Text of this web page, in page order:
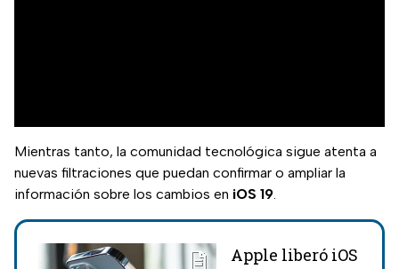
Mientras tanto, la comunidad tecnológica sigue atenta a
nuevas filtraciones que puedan confirmar o ampliar la
información sobre los cambios en iOS 19.
Apple liberó iOS